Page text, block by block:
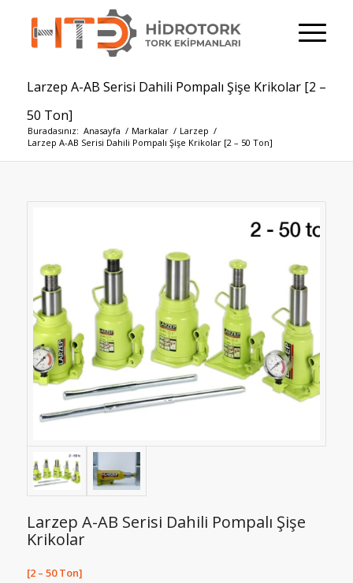
Larzep A-AB Serisi Dahili Pompalı Şişe Krikolar [2 –
50 Ton]
Buradasınız: Anasayfa / Markalar / Larzep /
Larzep A-AB Serisi Dahili Pompalı Şişe Krikolar [2 – 50 Ton]
Larzep A-AB Serisi Dahili Pompalı Şişe
Krikolar
[2 – 50 Ton]